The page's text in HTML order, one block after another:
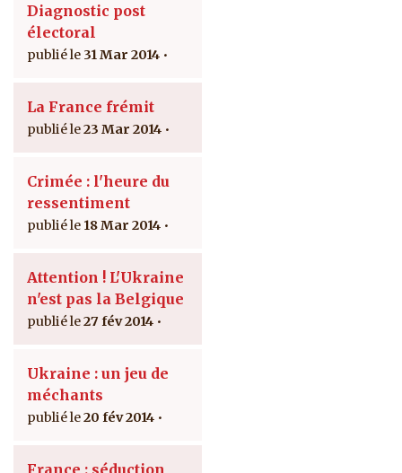
Diagnostic post
électoral
31 Mar 2014
La France frémit
23 Mar 2014
Crimée : l'heure du
ressentiment
18 Mar 2014
Attention ! L'Ukraine
n'est pas la Belgique
27 fév 2014
Ukraine : un jeu de
méchants
20 fév 2014
France : séduction